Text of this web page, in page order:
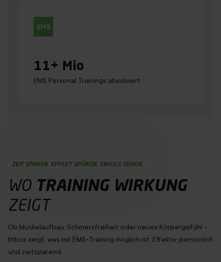
11+ Mio
EMS Personal Trainings absolviert
ZEIT SPAREN. EFFEKT SPÜREN. ERFOLG SEHEN.
WO TRAINING WIRKUNG
ZEIGT
Ob Muskelaufbau, Schmerzfreiheit oder neues Körpergefühl –
fitbox zeigt, was mit EMS-Training möglich ist. Effektiv, persönlich
und zeitsparend.